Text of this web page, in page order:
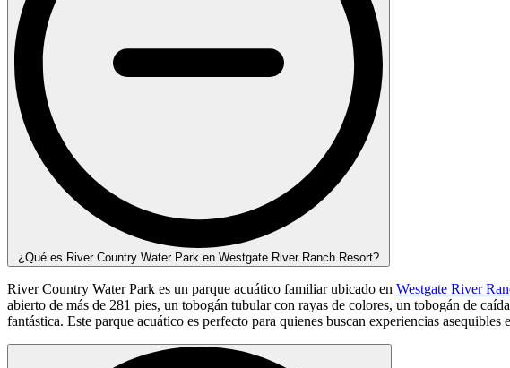
¿Qué es River Country Water Park en Westgate River Ranch Resort?
River Country Water Park es un parque acuático familiar ubicado en Westgate River
abierto de más de 281 pies, un tobogán tubular con rayas de colores, un tobogán de
fantástica. Este parque acuático es perfecto para quienes buscan experiencias